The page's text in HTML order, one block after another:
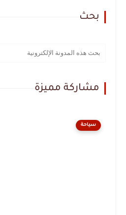
بحث
مشاركة مميزة
سياحة